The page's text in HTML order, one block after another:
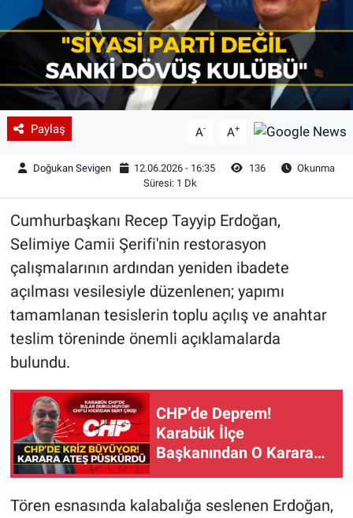
Paylaş A- A+
Doğukan Sevigen 12.06.2026 - 16:35 136
Okunma
Süresi: 1 Dk
Cumhurbaşkanı Recep Tayyip Erdoğan,
Selimiye Camii Şerifi'nin restorasyon
çalışmalarının ardından yeniden ibadete
açılması vesilesiyle düzenlenen; yapımı
tamamlanan tesislerin toplu açılış ve anahtar
teslim töreninde önemli açıklamalarda
bulundu.
CHP’de Deprem!
Karabük İlçe
Başkanından O Karara
Tören esnasında kalabalığa seslenen Erdoğan,